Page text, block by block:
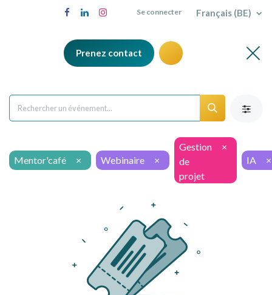
Se connecter Français (BE)
Prenez contact
Mentor'café × Webinaire ×
Gestion
de
projet
×
IA
×